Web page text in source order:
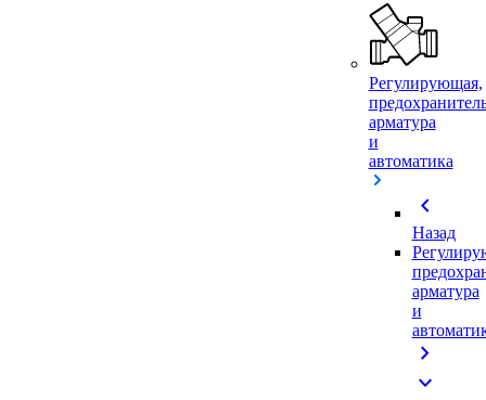
Регулирующая,
арматура
и
автоматика
chevron_left
Назад
арматура
и
chevron_right
expand_more